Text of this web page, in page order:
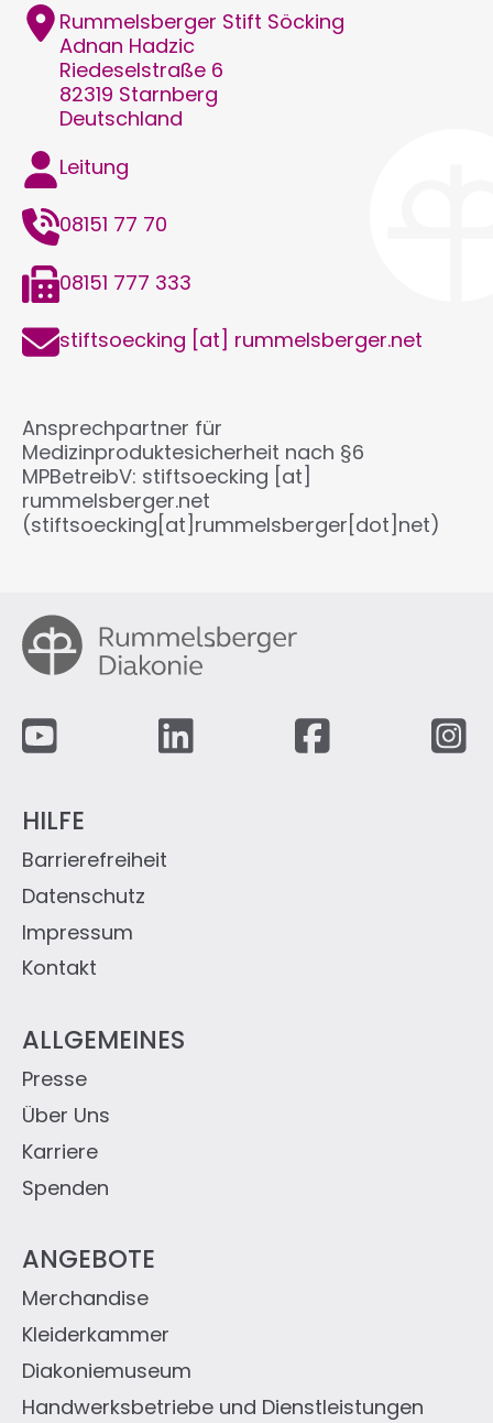
Adresse
Rummelsberger Stift Söcking
Adnan Hadzic
Riedeselstraße 6
82319 Starnberg
Deutschland
Funktion
Leitung
Telefon08151 77 70
Telefax08151 777 333
E-
Mail
stiftsoecking [at] rummelsberger.net
Ansprechpartner für
Medizinproduktesicherheit nach §6
MPBetreibV: stiftsoecking [at]
rummelsberger.net
(stiftsoecking[at]rummelsberger[dot]net)
Fußzeile
ANGEBOTE
Handwerksbetriebe und Dienstleistungen
Diakoniemuseum
Kleiderkammer
Merchandise
ALLGEMEINES
Spenden
Karriere
Über Uns
Presse
HILFE
Kontakt
Impressum
Datenschutz
Barrierefreiheit